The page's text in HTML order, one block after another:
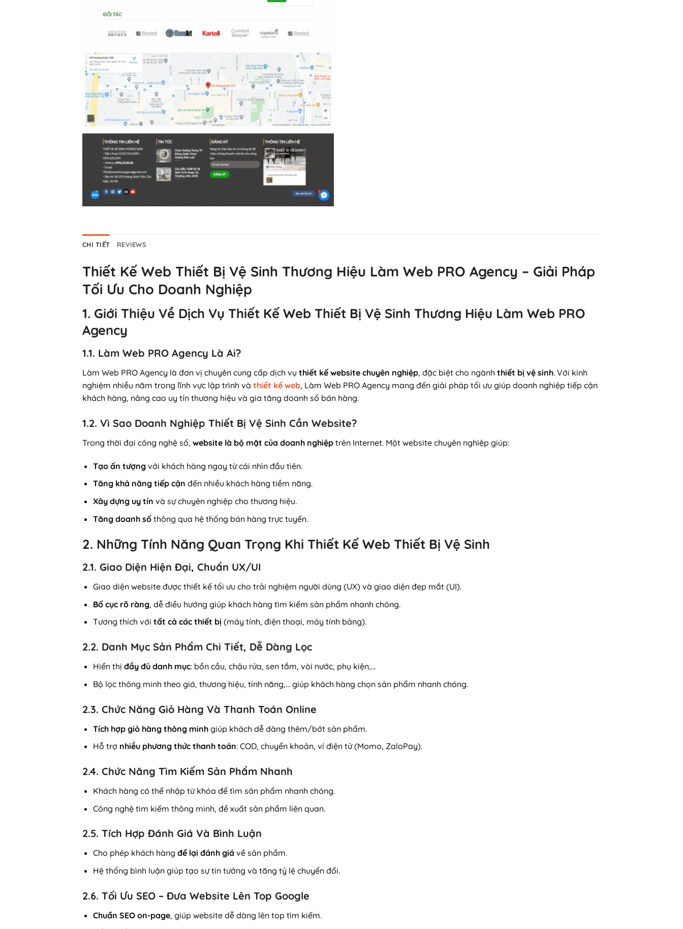
CHI TIẾT REVIEWS
Thiết Kế Web Thiết Bị Vệ Sinh Thương Hiệu Làm Web PRO Agency – Giải Pháp
Tối Ưu Cho Doanh Nghiệp
1. Giới Thiệu Về Dịch Vụ Thiết Kế Web Thiết Bị Vệ Sinh Thương Hiệu Làm Web PRO
Agency
1.1. Làm Web PRO Agency Là Ai?
Làm Web PRO Agency là đơn vị chuyên cung cấp dịch vụ thiết kế website chuyên nghiệp, đặc biệt cho ngành thiết bị vệ sinh. Với kinh
nghiệm nhiều năm trong lĩnh vực lập trình và thiết kế web, Làm Web PRO Agency mang đến giải pháp tối ưu giúp doanh nghiệp tiếp cận
khách hàng, nâng cao uy tín thương hiệu và gia tăng doanh số bán hàng.
1.2. Vì Sao Doanh Nghiệp Thiết Bị Vệ Sinh Cần Website?
Trong thời đại công nghệ số, website là bộ mặt của doanh nghiệp trên Internet. Một website chuyên nghiệp giúp:
Tạo ấn tượngvới khách hàng ngay từ cái nhìn đầu tiên.
Tăng khả năng tiếp cận đến nhiều khách hàng tiềm năng.
Xây dựng uy tín và sự chuyên nghiệp cho thương hiệu.
Tăng doanh sốthông qua hệ thống bán hàng trực tuyến.
2. Những Tính Năng Quan Trọng Khi Thiết Kế Web Thiết Bị Vệ Sinh
2.1. Giao Diện Hiện Đại, Chuẩn UX/UI
Giao diện website được thiết kế tối ưu cho trải nghiệm người dùng (UX) và giao diện đẹp mắt (UI).
Bố cục rõ ràng, dễ điều hướng giúp khách hàng tìm kiếm sản phẩm nhanh chóng.
Tương thích với tất cả các thiết bị (máy tính, điện thoại, máy tính bảng).
2.2. Danh Mục Sản Phẩm Chi Tiết, Dễ Dàng Lọc
Hiển thị đầy đủ danh mục: bồn cầu, chậu rửa, sen tắm, vòi nước, phụ kiện,…
Bộ lọc thông minh theo giá, thương hiệu, tính năng,… giúp khách hàng chọn sản phẩm nhanh chóng.
2.3. Chức Năng Giỏ Hàng Và Thanh Toán Online
Tích hợp giỏ hàng thông minhgiúp khách dễ dàng thêm/bớt sản phẩm.
Hỗ trợ nhiều phương thức thanh toán: COD, chuyển khoản, ví điện tử (Momo, ZaloPay).
2.4. Chức Năng Tìm Kiếm Sản Phẩm Nhanh
Khách hàng có thể nhập từ khóa để tìm sản phẩm nhanh chóng.
Công nghệ tìm kiếm thông minh, đề xuất sản phẩm liên quan.
2.5. Tích Hợp Đánh Giá Và Bình Luận
Cho phép khách hàng để lại đánh giá về sản phẩm.
Hệ thống bình luận giúp tạo sự tin tưởng và tăng tỷ lệ chuyển đổi.
2.6. Tối Ưu SEO – Đưa Website Lên Top Google
Chuẩn SEO on-page, giúp website dễ dàng lên top tìm kiếm.